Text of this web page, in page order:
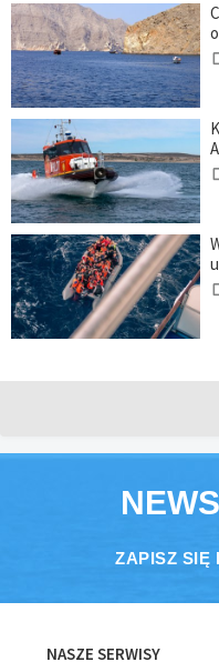
ZAPISZ SIĘ
NASZE SERWISY